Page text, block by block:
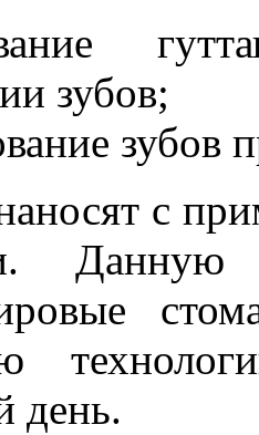
зубов;
зубов
с
Данную
день.